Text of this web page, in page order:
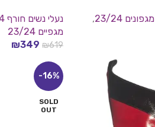
מגפונים 23/24
,
נעלי נשים חורף 23/24
מגפיים 23/24
₪619
₪349
-16%
SOLD
OUT